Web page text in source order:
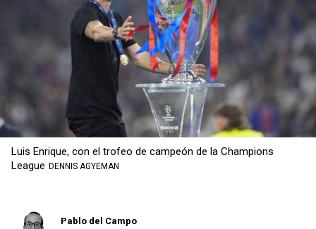
Luis Enrique, con el trofeo de campeón de la Champions
League DENNIS AGYEMAN
Pablo del Campo